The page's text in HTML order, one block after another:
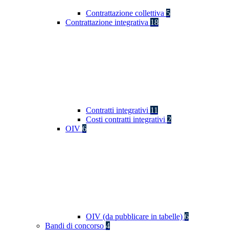
Contrattazione collettiva 5
Contrattazione integrativa 18
Contratti integrativi 11
Costi contratti integrativi 2
OIV 6
OIV (da pubblicare in tabelle) 6
Bandi di concorso 4